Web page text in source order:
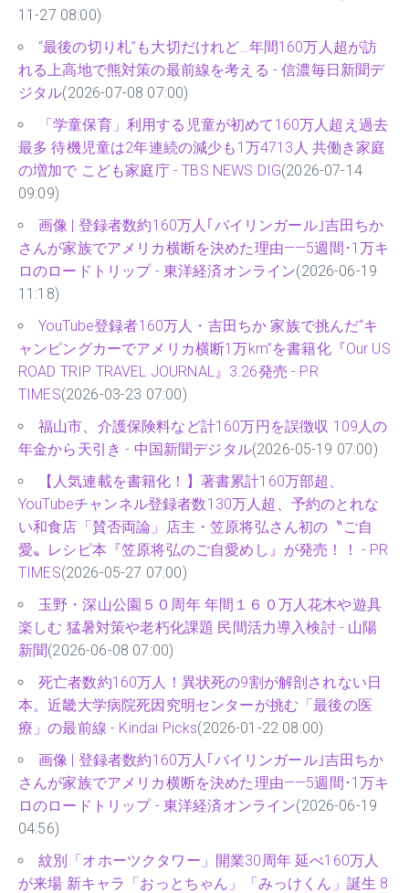
11-27 08:00)
“最後の切り札”も大切だけれど…年間160万人超が訪
れる上高地で熊対策の最前線を考える - 信濃毎日新聞デ
ジタル(2026-07-08 07:00)
「学童保育」利用する児童が初めて160万人超え過去
最多 待機児童は2年連続の減少も1万4713人 共働き家庭
の増加で こども家庭庁 - TBS NEWS DIG(2026-07-14
09:09)
画像 | 登録者数約160万人｢バイリンガール｣吉田ちか
さんが家族でアメリカ横断を決めた理由——5週間･1万キ
ロのロードトリップ - 東洋経済オンライン(2026-06-19
11:18)
YouTube登録者160万人・吉田ちか 家族で挑んだ“キ
ャンピングカーでアメリカ横断1万km”を書籍化『Our US
ROAD TRIP TRAVEL JOURNAL』3.26発売 - PR
TIMES(2026-03-23 07:00)
福山市、介護保険料など計160万円を誤徴収 109人の
年金から天引き - 中国新聞デジタル(2026-05-19 07:00)
【人気連載を書籍化！】著書累計160万部超、
YouTubeチャンネル登録者数130万人超、予約のとれな
い和食店「賛否両論」店主・笠原将弘さん初の〝ご自
愛〟レシピ本『笠原将弘のご自愛めし』が発売！！ - PR
TIMES(2026-05-27 07:00)
玉野・深山公園５０周年 年間１６０万人花木や遊具
楽しむ 猛暑対策や老朽化課題 民間活力導入検討 - 山陽
新聞(2026-06-08 07:00)
死亡者数約160万人！異状死の9割が解剖されない日
本。近畿大学病院死因究明センターが挑む「最後の医
療」の最前線 - Kindai Picks(2026-01-22 08:00)
画像 | 登録者数約160万人｢バイリンガール｣吉田ちか
さんが家族でアメリカ横断を決めた理由——5週間･1万キ
ロのロードトリップ - 東洋経済オンライン(2026-06-19
04:56)
紋別「オホーツクタワー」開業30周年 延べ160万人
が来場 新キャラ「おっとちゃん」「みっけくん」誕生 8